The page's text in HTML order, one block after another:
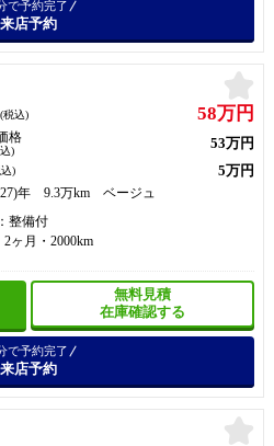
で予約完了
来店予約
(税込) 58万円
格
) 53万円
) 5万円
27)年 9.3万km ベージュ
整備付
ヶ月・2000km
無料見積
在庫確認する
で予約完了
来店予約